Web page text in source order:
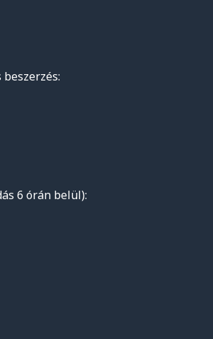
6 órán belül):